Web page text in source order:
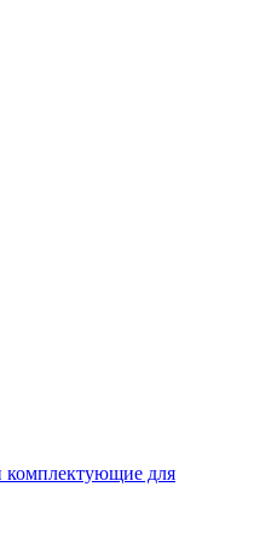
комплектующие для